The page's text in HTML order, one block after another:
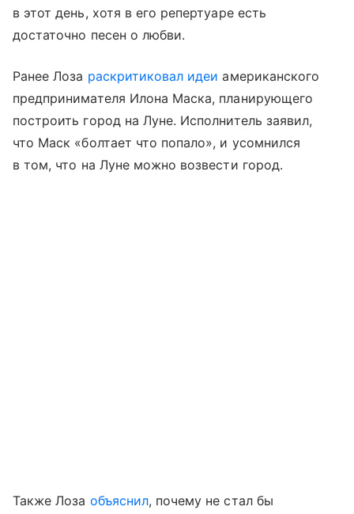
в этот день, хотя в его репертуаре есть
достаточно песен о любви.
Ранее Лоза раскритиковал идеи американского
предпринимателя Илона Маска, планирующего
построить город на Луне. Исполнитель заявил,
что Маск «болтает что попало», и усомнился
в том, что на Луне можно возвести город.
Также Лоза объяснил, почему не стал бы